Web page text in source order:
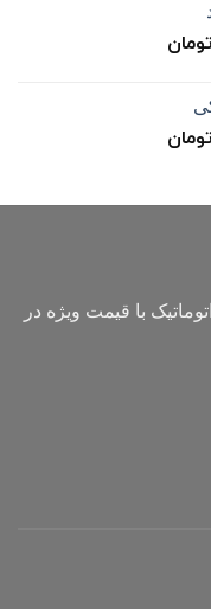
تومان
تومان
با قیمت ویژه در